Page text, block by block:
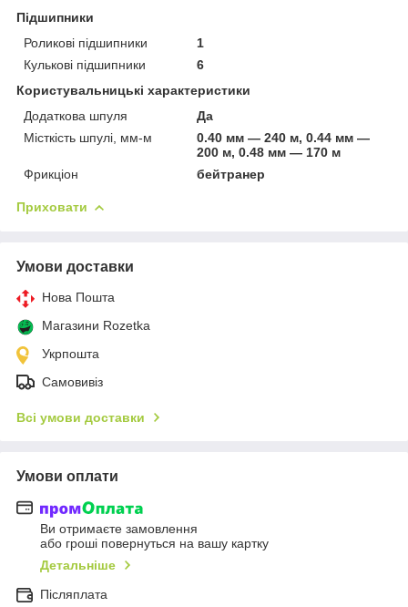
Підшипники
Роликові підшипники
1
Кулькові підшипники
6
Користувальницькі характеристики
Додаткова шпуля
Да
Місткість шпулі, мм-м
0.40 мм — 240 м, 0.44 мм —
200 м, 0.48 мм — 170 м
Фрикціон
бейтранер
Приховати
Умови доставки
Нова Пошта
Магазини Rozetka
Укрпошта
Самовивіз
Всі умови доставки
Умови оплати
Ви отримаєте замовлення
або гроші повернуться на вашу картку
Детальніше
Післяплата